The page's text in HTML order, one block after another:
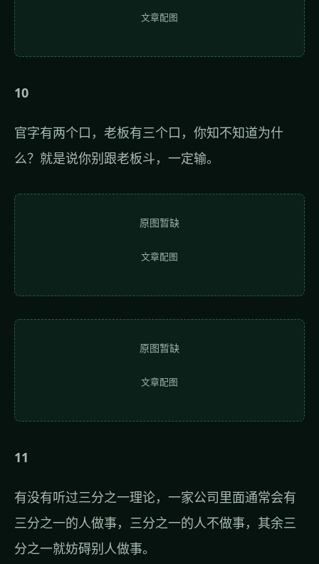
文章配图
10
官字有两个口，老板有三个口，你知不知道为什
么？就是说你别跟老板斗，一定输。
原图暂缺
文章配图
原图暂缺
文章配图
11
有没有听过三分之一理论，一家公司里面通常会有
三分之一的人做事，三分之一的人不做事，其余三
分之一就妨碍别人做事。